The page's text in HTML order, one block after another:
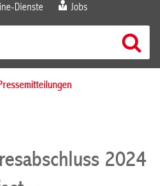
Dienste Jobs
2024